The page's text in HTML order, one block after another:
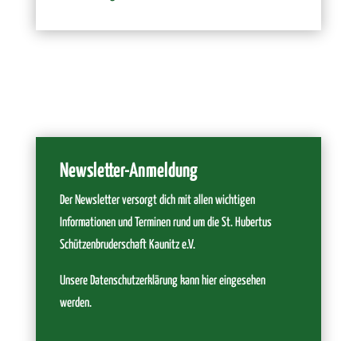
Newsletter-Anmeldung
Der Newsletter versorgt dich mit allen wichtigen
Informationen und Terminen rund um die St. Hubertus
Schützenbruderschaft Kaunitz e.V.
Unsere Datenschutzerklärung kann hier eingesehen
werden.